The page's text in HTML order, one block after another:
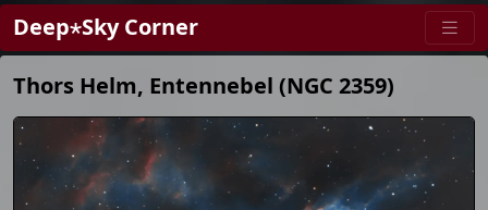
Deep⋆Sky Corner
Thors Helm, Entennebel (NGC 2359)